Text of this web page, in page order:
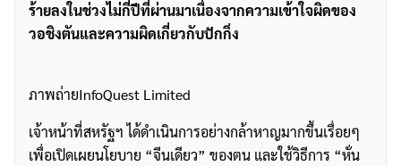
ร้ายลงในช่วงไม่กี่ปีที่ผ่านมาเนื่องจากความเข้าใจผิดของ
วอชิงตันและความผิดเกี่ยวกับปักกิ่ง
ภาพถ่ายInfoQuest Limited
เจ้าหน้าที่สหรัฐฯ ได้ดำเนินการอย่างกล้าหาญมากขึ้นเรื่อยๆ
เพื่อเปิดเผยนโยบาย “จีนเดียว” ของตน และใช้วิธีการ “หั่น